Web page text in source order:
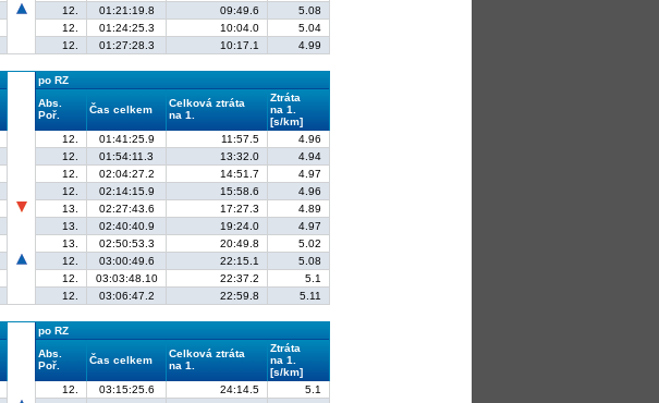
12. 01:21:19.8 09:49.6
5.08
12. 01:24:25.3 10:04.0
5.04
12. 01:27:28.3 10:17.1 4.99
po RZ
Abs.
Poř.
Čas celkem
Celková ztráta
na 1.
Ztráta
na 1.
[s/km]
12. 01:41:25.9 11:57.5
4.96
12. 01:54:11.3 13:32.0
4.94
12. 02:04:27.2 14:51.7
4.97
12. 02:14:15.9 15:58.6
4.96
13. 02:27:43.6 17:27.3
4.89
13. 02:40:40.9 19:24.0
4.97
13. 02:50:53.3 20:49.8
5.02
12. 03:00:49.6 22:15.1
5.08
12. 03:03:48.10 22:37.2
5.1
12. 03:06:47.2 22:59.8 5.11
po RZ
Abs.
Poř.
Čas celkem
Celková ztráta
na 1.
Ztráta
na 1.
[s/km]
12. 03:15:25.6 24:14.5
5.1